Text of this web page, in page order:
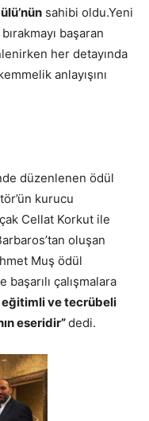
sahibi oldu.Yeni
başaran
her detayında
anlayışını
düzenlenen ödül
kurucu
Cellat Korkut ile
oluşan
Muş ödül
çalışmalara
eğitimli ve tecrübeli
eseridir”dedi.